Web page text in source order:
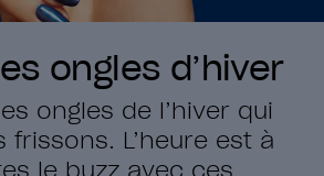
ongles d’hiver
ongles de l’hiver qui
L’heure est à